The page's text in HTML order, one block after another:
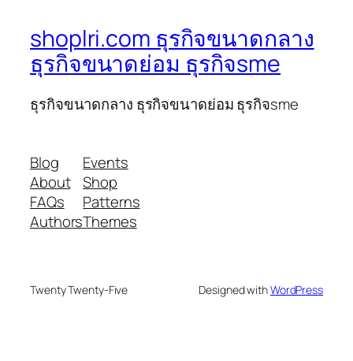
shoplri.com ธุรกิจขนาดกลาง
ธุรกิจขนาดย่อม ธุรกิจsme
ธุรกิจขนาดกลาง ธุรกิจขนาดย่อม ธุรกิจsme
Blog
About
FAQs
Authors
Events
Shop
Patterns
Themes
Twenty Twenty-Five Designed withWordPress